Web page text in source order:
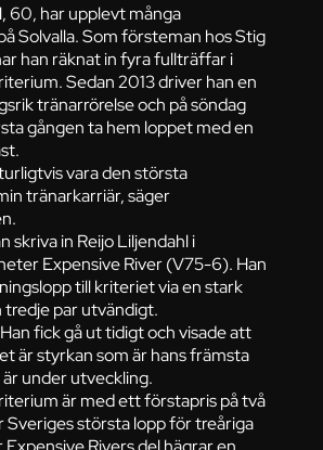
60, har upplevt många
Solvalla. Som försteman hos Stig
han räknat in fyra fullträffar i
Sedan 2013 driver han en
tränarrörelse och på söndag
gången ta hem loppet med en
vara den största
tränarkarriär, säger
skriva in Reijo Liljendahl i
Expensive River (V75-6). Han
till kriteriet via en stark
tredje par utvändigt.
fick gå ut tidigt och visade att
är styrkan som är hans främsta
under utveckling.
är med ett förstapris på två
Sveriges största lopp för treåriga